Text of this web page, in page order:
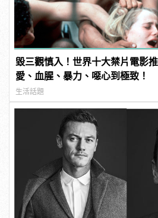
毀三觀慎入！世界十大禁片電影
愛、血腥、暴力、噁心到極致！
生活話題